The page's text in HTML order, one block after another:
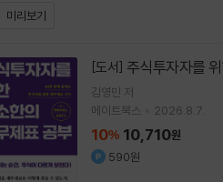
미리보기
[도서] 주식투자자를
김영민 저
메이트북스
2026.8.7.
10% 10,710원
590원